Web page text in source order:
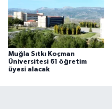
Muğla Sıtkı Koçman
Üniversitesi 61 öğretim
üyesi alacak